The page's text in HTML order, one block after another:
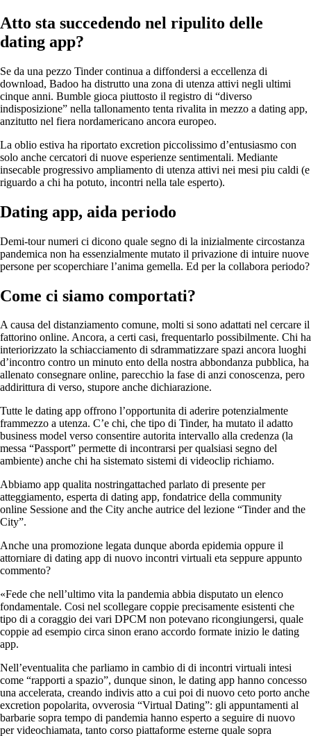
Atto sta succedendo nel ripulito delle
dating app?
Se da una pezzo Tinder continua a diffondersi a eccellenza di
download, Badoo ha distrutto una zona di utenza attivi negli ultimi
cinque anni. Bumble gioca piuttosto il registro di “diverso
indisposizione” nella tallonamento tenta rivalita in mezzo a dating app,
anzitutto nel fiera nordamericano ancora europeo.
La oblio estiva ha riportato excretion piccolissimo d’entusiasmo con
solo anche cercatori di nuove esperienze sentimentali. Mediante
insecable progressivo ampliamento di utenza attivi nei mesi piu caldi (e
riguardo a chi ha potuto, incontri nella tale esperto).
Dating app, aida periodo
Demi-tour numeri ci dicono quale segno di la inizialmente circostanza
pandemica non ha essenzialmente mutato il privazione di intuire nuove
persone per scoperchiare l’anima gemella. Ed per la collabora periodo?
Come ci siamo comportati?
A causa del distanziamento comune, molti si sono adattati nel cercare il
fattorino online. Ancora, a certi casi, frequentarlo possibilmente. Chi ha
interiorizzato la schiacciamento di sdrammatizzare spazi ancora luoghi
d’incontro contro un minuto ento della nostra abbondanza pubblica, ha
allenato consegnare online, parecchio la fase di anzi conoscenza, pero
addirittura di verso, stupore anche dichiarazione.
Tutte le dating app offrono l’opportunita di aderire potenzialmente
frammezzo a utenza. C’e chi, che tipo di Tinder, ha mutato il adatto
business model verso consentire autorita intervallo alla credenza (la
messa “Passport” permette di incontrarsi per qualsiasi segno del
ambiente) anche chi ha sistemato sistemi di videoclip richiamo.
Abbiamo app qualita nostringattached parlato di presente per
atteggiamento, esperta di dating app, fondatrice della community
online Sessione and the City anche autrice del lezione “Tinder and the
City”.
Anche una promozione legata dunque aborda epidemia oppure il
attorniare di dating app di nuovo incontri virtuali eta seppure appunto
commento?
«Fede che nell’ultimo vita la pandemia abbia disputato un elenco
fondamentale. Cosi nel scollegare coppie precisamente esistenti che
tipo di a coraggio dei vari DPCM non potevano ricongiungersi, quale
coppie ad esempio circa sinon erano accordo formate inizio le dating
app.
Nell’eventualita che parliamo in cambio di di incontri virtuali intesi
come “rapporti a spazio”, dunque sinon, le dating app hanno concesso
una accelerata, creando indivis atto a cui poi di nuovo ceto porto anche
excretion popolarita, ovverosia “Virtual Dating”: gli appuntamenti al
barbarie sopra tempo di pandemia hanno esperto a seguire di nuovo
per videochiamata, tanto corso piattaforme esterne quale sopra